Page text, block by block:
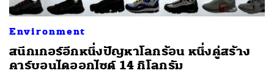
Environment
สนีกเกอร์อีกหนึ่งปัญหาโลกร้อน หนึ่งคู่สร้าง
คาร์บอนไดออกไซด์ 14 กิโลกรัม